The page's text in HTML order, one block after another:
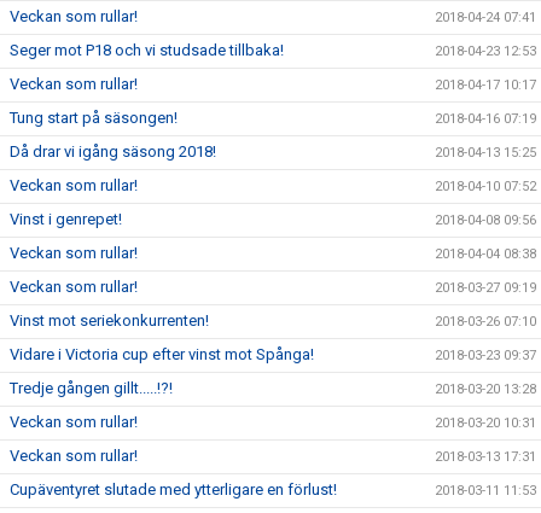
Veckan som rullar! 2018-04-24 07:41
Seger mot P18 och vi studsade tillbaka! 2018-04-23 12:53
Veckan som rullar! 2018-04-17 10:17
Tung start på säsongen! 2018-04-16 07:19
Då drar vi igång säsong 2018! 2018-04-13 15:25
Veckan som rullar! 2018-04-10 07:52
Vinst i genrepet! 2018-04-08 09:56
Veckan som rullar! 2018-04-04 08:38
Veckan som rullar! 2018-03-27 09:19
Vinst mot seriekonkurrenten! 2018-03-26 07:10
Vidare i Victoria cup efter vinst mot Spånga! 2018-03-23 09:37
Tredje gången gillt.....!?! 2018-03-20 13:28
Veckan som rullar! 2018-03-20 10:31
Veckan som rullar! 2018-03-13 17:31
Cupäventyret slutade med ytterligare en förlust! 2018-03-11 11:53